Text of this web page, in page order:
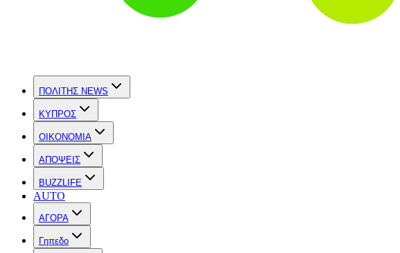
ΠΟΛΙΤΗΣ NEWS
ΚΥΠΡΟΣ
OIKONOMIA
ΑΠΟΨΕΙΣ
BUZZLIFE
AUTO
ΑΓΟΡΑ
Γηπεδο